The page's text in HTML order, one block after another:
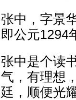
张中，字景
即公元1294
张中是个读
气，有理想
廷，顺便光